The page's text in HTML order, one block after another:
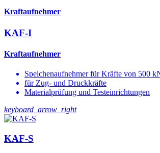
Kraftaufnehmer
KAF-I
Kraftaufnehmer
Speichenaufnehmer für Kräfte von 500
für Zug- und Druckkräfte
Materialprüfung und Testeinrichtungen
keyboard_arrow_right
KAF-S